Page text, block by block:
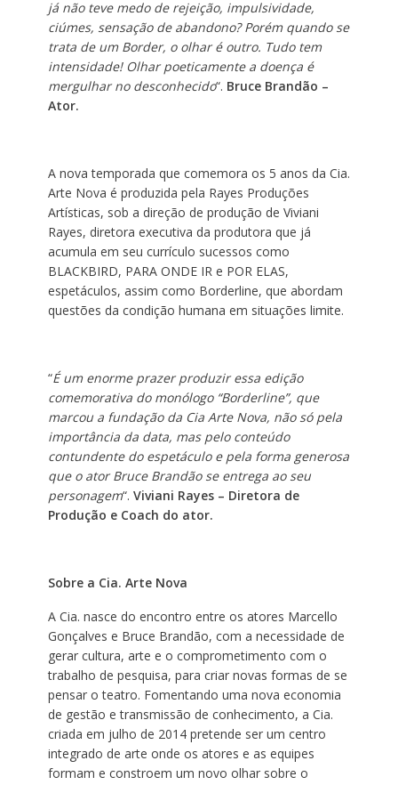
já não teve medo de rejeição, impulsividade,
ciúmes, sensação de abandono? Porém quando se
trata de um Border, o olhar é outro. Tudo tem
intensidade! Olhar poeticamente a doença é
mergulhar no desconhecido“. Bruce Brandão –
Ator.
A nova temporada que comemora os 5 anos da Cia.
Arte Nova é produzida pela Rayes Produções
Artísticas, sob a direção de produção de Viviani
Rayes, diretora executiva da produtora que já
acumula em seu currículo sucessos como
BLACKBIRD, PARA ONDE IR e POR ELAS,
espetáculos, assim como Borderline, que abordam
questões da condição humana em situações limite.
“É um enorme prazer produzir essa edição
comemorativa do monólogo “Borderline”, que
marcou a fundação da Cia Arte Nova, não só pela
importância da data, mas pelo conteúdo
contundente do espetáculo e pela forma generosa
que o ator Bruce Brandão se entrega ao seu
personagem“. Viviani Rayes – Diretora de
Produção e Coach do ator.
Sobre a Cia. Arte Nova
A Cia. nasce do encontro entre os atores Marcello
Gonçalves e Bruce Brandão, com a necessidade de
gerar cultura, arte e o comprometimento com o
trabalho de pesquisa, para criar novas formas de se
pensar o teatro. Fomentando uma nova economia
de gestão e transmissão de conhecimento, a Cia.
criada em julho de 2014 pretende ser um centro
integrado de arte onde os atores e as equipes
formam e constroem um novo olhar sobre o